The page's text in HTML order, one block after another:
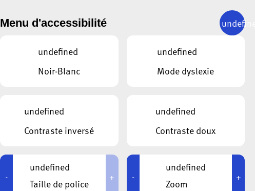
Menu d'accessibilité
undefined
Noir-Blanc
undefined
Mode dyslexie
undefined
Contraste inversé
undefined
Contraste doux
-
undefined
Taille de police
+ -
undefined
Zoom
+